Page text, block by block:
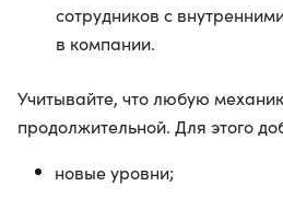
сотрудников с
в компании.
Учитывайте, что любую
продолжительной. Для этого
новые уровни;